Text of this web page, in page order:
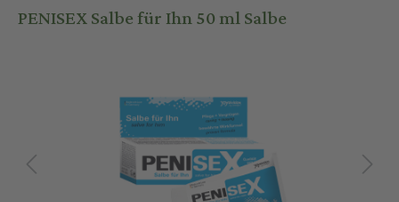
PENISEX Salbe für Ihn 50 ml Salbe